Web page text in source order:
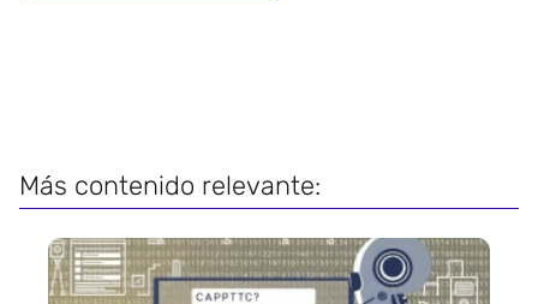
Más contenido relevante: